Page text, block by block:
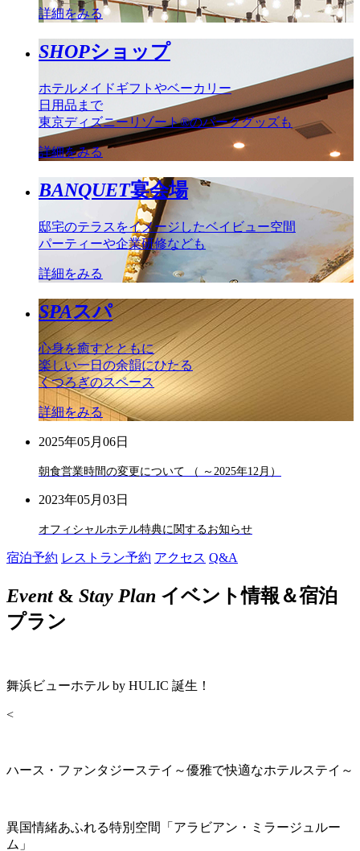
詳細をみる
SHOPショップ
ホテルメイドギフトやベーカリー
日用品まで
東京ディズニーリゾート®のパークグッズも
詳細をみる
BANQUET宴会場
邸宅のテラスをイメージしたベイビュー空間
パーティーや企業研修なども
詳細をみる
SPAスパ
心身を癒すとともに
楽しい一日の余韻にひたる
くつろぎのスペース
詳細をみる
2025年05月06日
朝食営業時間の変更について （ ～2025年12月）
2023年05月03日
オフィシャルホテル特典に関するお知らせ
宿泊予約 レストラン予約 アクセス Q&A
Event& Stay Plan イベント情報＆宿泊
プラン
舞浜ビューホテル by HULIC 誕生！
<
ハース・ファンタジーステイ～優雅で快適なホテルステイ～
異国情緒あふれる特別空間「アラビアン・ミラージュルー
ム」